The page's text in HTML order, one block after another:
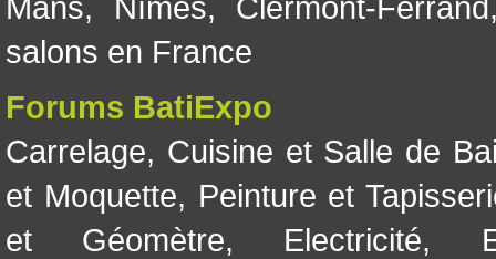
salons en France
Forums BatiExpo
Carrelage, Cuisine et Salle de
et Moquette, Peinture et
et Géomètre, Electricité,